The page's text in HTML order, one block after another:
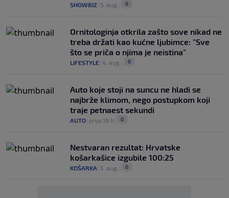
SHOWBIZ 5. aug. 0
Ornitologinja otkrila zašto sove nikad ne
treba držati kao kućne ljubimce: "Sve
što se priča o njima je neistina"
LIFESTYLE 4. aug. 0
Auto koje stoji na suncu ne hladi se
najbrže klimom, nego postupkom koji
traje petnaest sekundi
AUTO prije 16 h 0
Nestvaran rezultat: Hrvatske
košarkašice izgubile 100:25
KOŠARKA 5. aug. 0